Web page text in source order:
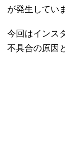
が発生してい
今回はインス
不具合の原因